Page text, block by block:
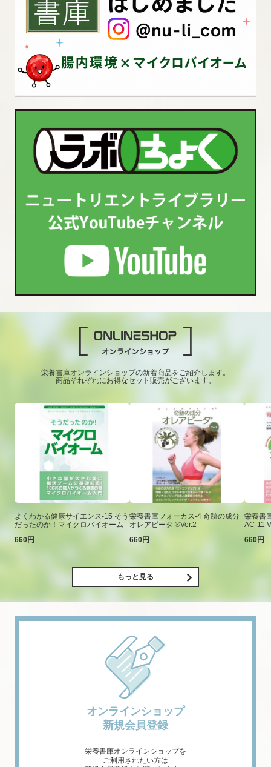
栄養書庫オンラインショップの新着商品をご紹介します。
商品それぞれにお得なセット販売がございます。
よくわかる健康サイエンス-15 そう
だったのか！マイクロバイオーム
660円
栄養書庫フォーカス-4 奇跡の成分
オレアビータ ®Ver.2
660円
栄養書
AC-11
660円
もっと見る
オンラインショップ
新規会員登録
栄養書庫オンラインショップを
ご利用されたい方は